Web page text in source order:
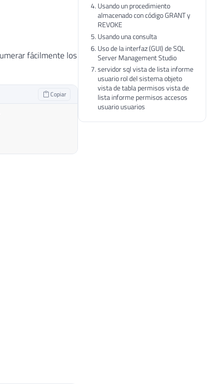
fácilmente los
Copiar
Usando un procedimiento
almacenado con código GRANT y
REVOKE
Usando una consulta
Uso de la interfaz (GUI) de SQL
Server Management Studio
servidor sql vista de lista informe
usuario rol del sistema objeto
vista de tabla permisos vista de
lista informe permisos accesos
usuario usuarios